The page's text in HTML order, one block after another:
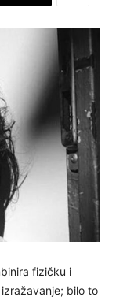
fizičku i
bilo to